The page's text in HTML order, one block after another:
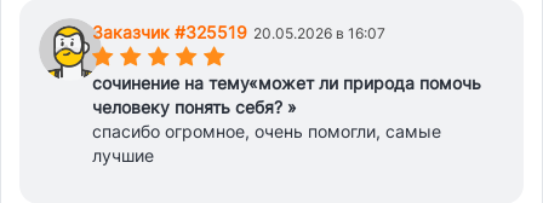
Заказчик #325519 20.05.2026 в 16:07
(*)(*)(*)(*)(*)
сочинение на тему«может ли природа помочь
человеку понять себя? »
спасибо огромное, очень помогли, самые
лучшие